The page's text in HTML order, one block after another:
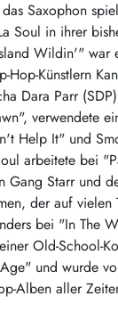
Saxophon
Soul in ihrer
Wildin'" war
Hop-Künstlern
Dara Parr
verwendete
Help It" und
arbeitete bei
Gang Starr und
der auf vielen
bei "In The
Old-School-
und wurde
Alben aller